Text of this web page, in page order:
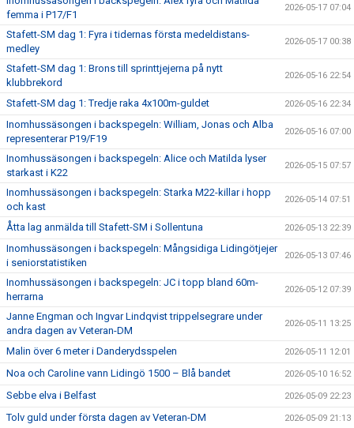
femma i P17/F1
2026-05-17 07:04
Stafett-SM dag 1: Fyra i tidernas första medeldistans-
medley
2026-05-17 00:38
Stafett-SM dag 1: Brons till sprinttjejerna på nytt
klubbrekord
2026-05-16 22:54
Stafett-SM dag 1: Tredje raka 4x100m-guldet 2026-05-16 22:34
Inomhussäsongen i backspegeln: William, Jonas och Alba
representerar P19/F19
2026-05-16 07:00
Inomhussäsongen i backspegeln: Alice och Matilda lyser
starkast i K22
2026-05-15 07:57
Inomhussäsongen i backspegeln: Starka M22-killar i hopp
och kast
2026-05-14 07:51
Åtta lag anmälda till Stafett-SM i Sollentuna 2026-05-13 22:39
Inomhussäsongen i backspegeln: Mångsidiga Lidingötjejer
i seniorstatistiken
2026-05-13 07:46
Inomhussäsongen i backspegeln: JC i topp bland 60m-
herrarna
2026-05-12 07:39
Janne Engman och Ingvar Lindqvist trippelsegrare under
andra dagen av Veteran-DM
2026-05-11 13:25
Malin över 6 meter i Danderydsspelen 2026-05-11 12:01
Noa och Caroline vann Lidingö 1500 – Blå bandet 2026-05-10 16:52
Sebbe elva i Belfast 2026-05-09 22:23
Tolv guld under första dagen av Veteran-DM 2026-05-09 21:13